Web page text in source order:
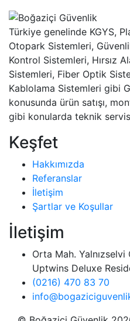
Türkiye genelinde KGYS,
Otopark Sistemleri,
Kontrol Sistemleri, Hırsız
Sistemleri, Fiber Optik
Kablolama Sistemleri gibi
konusunda ürün satışı,
gibi konularda teknik
Keşfet
Hakkımızda
Referanslar
İletişim
Şartlar ve Koşullar
İletişim
Orta Mah.
Uptwins Deluxe
(0216) 470 83 70